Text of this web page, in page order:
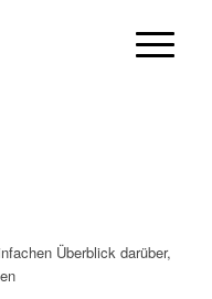
Überblick darüber,